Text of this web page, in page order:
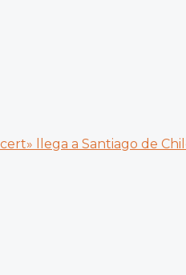
llega a Santiago de